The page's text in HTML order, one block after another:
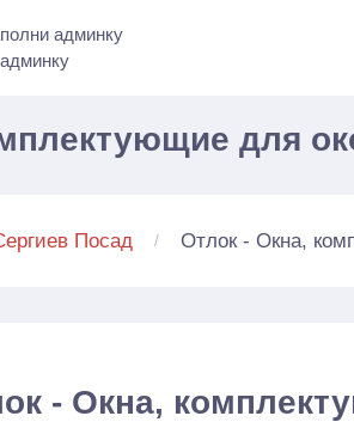
админку
для
Посад Отлок - Окна,
- Окна,